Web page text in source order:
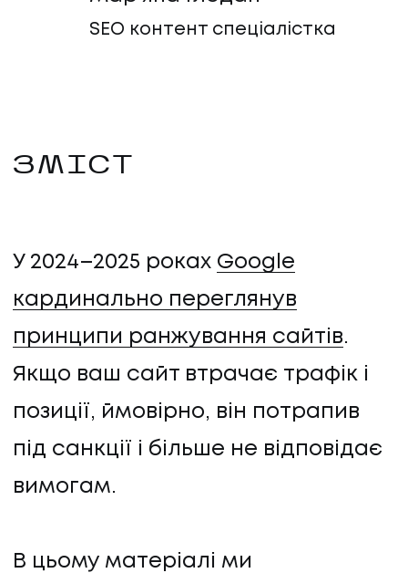
SEO контент спеціалістка
ЗМІСТ
У 2024–2025 роках Google
кардинально переглянув
принципи ранжування сайтів.
Якщо ваш сайт втрачає трафік і
позиції, ймовірно, він потрапив
під санкції і більше не відповідає
вимогам.
В цьому матеріалі ми